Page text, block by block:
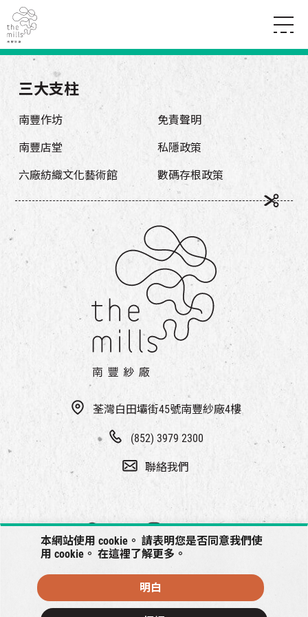
本網站使用 cookie。 請表明您是否同意我們使
用 cookie。 在這裡了解更多。
明白
關於南豐紗廠
願景
三大支柱
媒體中心
聯絡我們
南豐店堂
店堂指南
商店
活動場地
活動世界之約
展覽
導賞團
體驗
景點
活化與保育
走進南豐紗廠
其他體驗
穿梭巴士服務
荃灣白田壩街45號南豐紗廠4樓
(852) 3979 2300
聯絡我們
三大支柱
南豐作坊
南豐店堂
六廠紡織文化藝術館
免責聲明
私隱政策
數碼存根政策
© 2026 南豐紗廠將保留一切權利